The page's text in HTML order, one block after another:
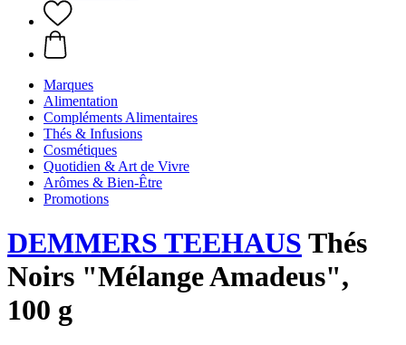
Marques
Alimentation
Compléments Alimentaires
Thés & Infusions
Cosmétiques
Quotidien & Art de Vivre
Arômes & Bien-Être
Promotions
DEMMERS TEEHAUS Thés
Noirs "Mélange Amadeus",
100 g